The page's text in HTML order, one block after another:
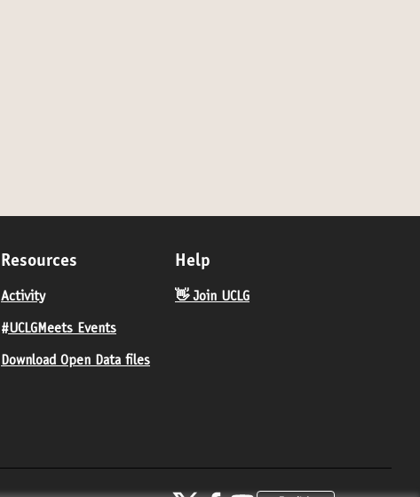
Resources
Activity
#UCLGMeets Events
Download Open Data files
Help
👋 Join UCLG